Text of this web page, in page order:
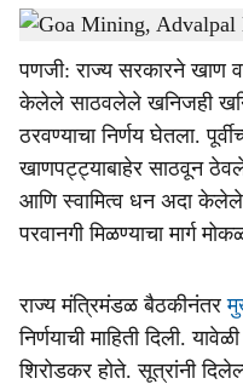
a
r
e
Goa Mining, Advalpal Mining-
पणजी: राज्य सरकारने खाण
केलेले साठवलेले खनिजही
ठरवण्याचा निर्णय घेतला.
खाणपट्ट्याबाहेर साठवून
आणि स्वामित्व धन अदा
परवानगी मिळण्याचा मार्ग
राज्य मंत्रिमंडळ बैठकीनंतर
निर्णयाची माहिती दिली.
शिरोडकर होते. सूत्रांनी